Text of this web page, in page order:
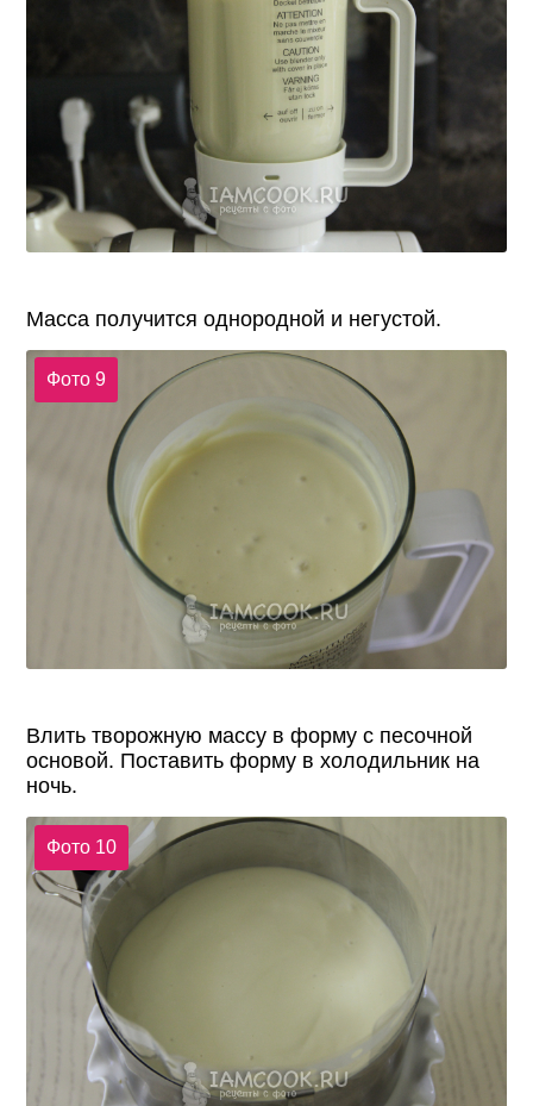
Масса получится однородной и негустой.
Фото 9
Влить творожную массу в форму с песочной
основой. Поставить форму в холодильник на
ночь.
Фото 10